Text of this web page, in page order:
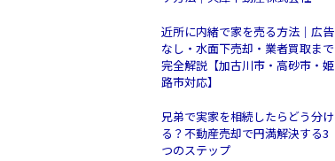
近所に内緒で家を売る方法｜広告
なし・水面下売却・業者買取まで
完全解説【加古川市・高砂市・姫
路市対応】
兄弟で実家を相続したらどう分け
る？不動産売却で円満解決する3
つのステップ